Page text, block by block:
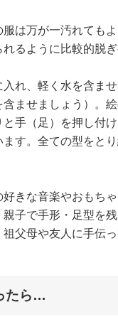
は万が一汚れても
るように比較的脱
れ、軽く水を含ま
ませましょう）。
手（足）を押し付
す。全ての型をと
きな音楽やおもち
子で手形・足型を
父母や友人に手伝
たら…